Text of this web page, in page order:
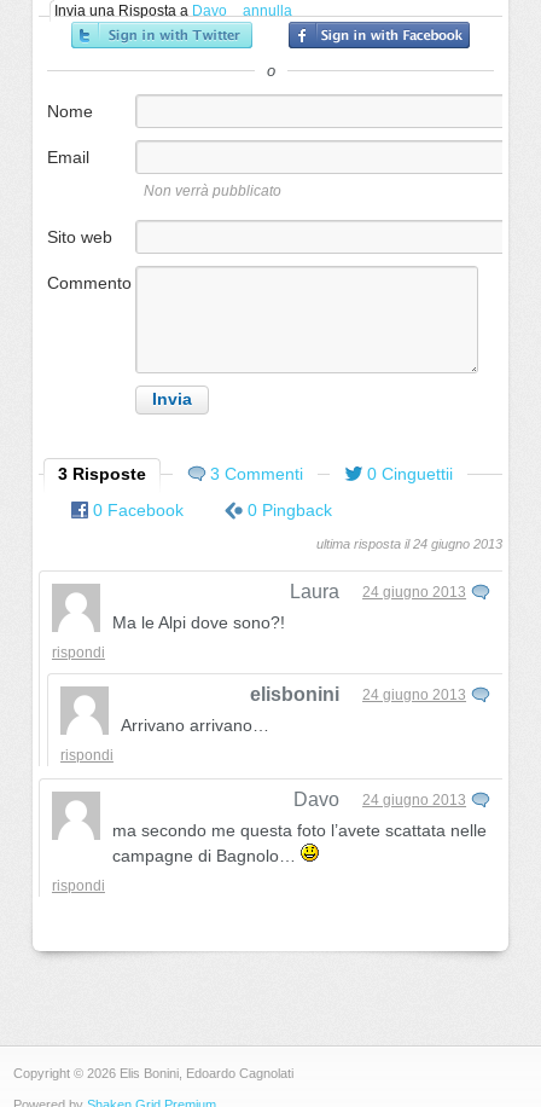
Invia una Risposta a Davo annulla
o
Nome
Email
Non verrà pubblicato
Sito web
Commento
3 Risposte 3 Commenti
0 Cinguettii
0 Facebook
0 Pingback
ultima risposta il 24 giugno 2013
Laura 24 giugno 2013
Ma le Alpi dove sono?!
rispondi
elisbonini 24 giugno 2013
Arrivano arrivano…
rispondi
Davo 24 giugno 2013
ma secondo me questa foto l’avete scattata nelle
campagne di Bagnolo…
rispondi
Copyright © 2026 Elis Bonini, Edoardo Cagnolati